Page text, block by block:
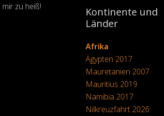
zu heiß!
Kontinente und
Länder
Afrika
Ägypten 2017
Mauretanien 2007
Mauritius 2019
Namibia 2017
Nilkreuzfahrt 2026